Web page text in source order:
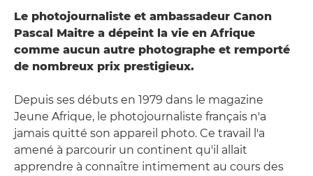
Le photojournaliste et ambassadeur Canon
Pascal Maitre a dépeint la vie en Afrique
comme aucun autre photographe et remporté
de nombreux prix prestigieux.
Depuis ses débuts en 1979 dans le magazine
Jeune Afrique, le photojournaliste français n'a
jamais quitté son appareil photo. Ce travail l'a
amené à parcourir un continent qu'il allait
apprendre à connaître intimement au cours des